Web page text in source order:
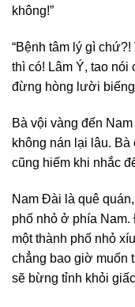
không!”
“Bệnh tâm lý gì
thì có! Lâm Ý, tao nói
đừng hòng lười
Bà vội vàng đến
không nán lại lâu.
cũng hiếm khi nhắc
Nam Đài là quê
phố nhỏ ở phía
một thành phố nhỏ
chẳng bao giờ muốn
sẽ bừng tỉnh khỏi